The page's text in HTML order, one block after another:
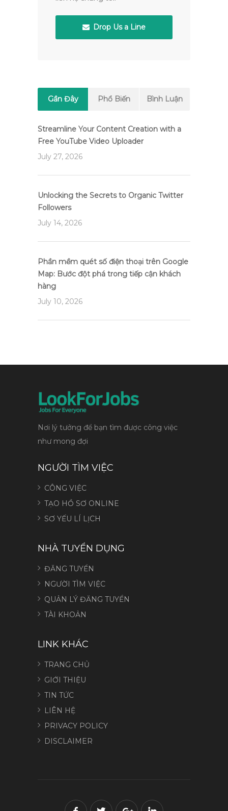
Drop Us a Line
Gần Đây Phổ Biến Bình Luận
Streamline Your Content Creation with a
Free YouTube Video Uploader
July 27, 2026
Unlocking the Secrets to Organic Twitter
Followers
July 14, 2026
Phần mềm quét số điện thoại trên Google
Map: Bước đột phá trong tiếp cận khách
hàng
July 10, 2026
Nơi lý tưởng để bạn tìm được công việc
như mong đợi
NGƯỜI TÌM VIỆC
CÔNG VIỆC
TẠO HỒ SƠ ONLINE
SƠ YẾU LÍ LỊCH
NHÀ TUYỂN DỤNG
ĐĂNG TUYỂN
NGƯỜI TÌM VIỆC
QUẢN LÝ ĐĂNG TUYỂN
TÀI KHOẢN
LINK KHÁC
TRANG CHỦ
GIỚI THIỆU
TIN TỨC
LIÊN HỆ
PRIVACY POLICY
DISCLAIMER